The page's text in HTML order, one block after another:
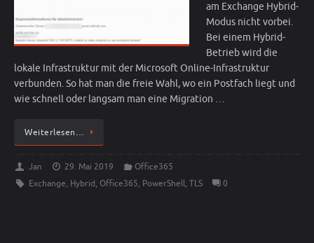
am Exchange Hybrid-
Modus nicht vorbei.
Bei einem Hybrid-
Betrieb wird die
lokale Infrastruktur mit der Microsoft Online-Infrastruktur
verbunden. So hat man die freie Wahl, wo ein Postfach liegt und
wie schnell oder langsam man eine Migration …
Weiterlesen…
Jan 29. Mai 2019
Office365
Exchange, Hybrid, Office365, PowerShell, TLS 0